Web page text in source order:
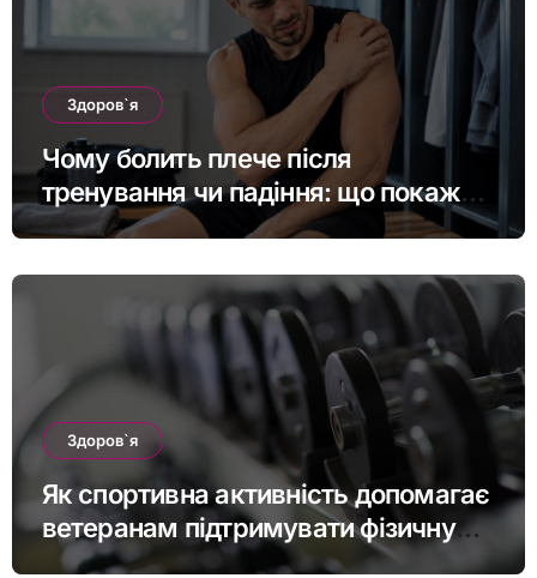
Здоров`я
Чому болить плече після
тренування чи падіння: що покаже
МРТ суглоба
Здоров`я
Як спортивна активність допомагає
ветеранам підтримувати фізичну
форму та якість життя